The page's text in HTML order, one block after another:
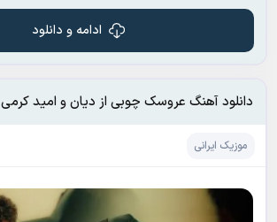
ادامه و دانلود
دانلود آهنگ عروسک چوبی از دیان و امید کرمی
موزیک ایرانی